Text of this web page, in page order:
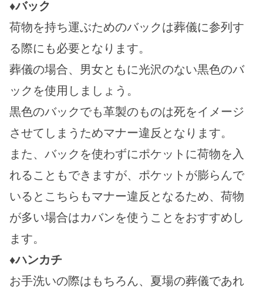
♦バック
荷物を持ち運ぶためのバックは葬儀に参列す
る際にも必要となります。
葬儀の場合、男女ともに光沢のない黒色のバ
ックを使用しましょう。
黒色のバックでも革製のものは死をイメージ
させてしまうためマナー違反となります。
また、バックを使わずにポケットに荷物を入
れることもできますが、ポケットが膨らんで
いるとこちらもマナー違反となるため、荷物
が多い場合はカバンを使うことをおすすめし
ます。
♦ハンカチ
お手洗いの際はもちろん、夏場の葬儀であれ